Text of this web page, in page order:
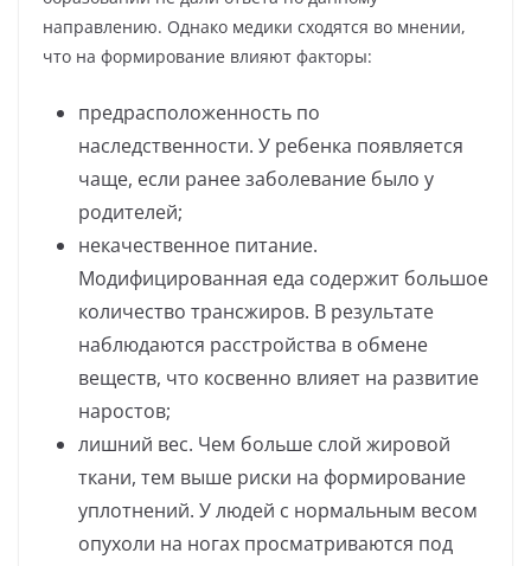
направлению. Однако медики сходятся во мнении,
что на формирование влияют факторы:
предрасположенность по
наследственности. У ребенка появляется
чаще, если ранее заболевание было у
родителей;
некачественное питание.
Модифицированная еда содержит большое
количество трансжиров. В результате
наблюдаются расстройства в обмене
веществ, что косвенно влияет на развитие
наростов;
лишний вес. Чем больше слой жировой
ткани, тем выше риски на формирование
уплотнений. У людей с нормальным весом
опухоли на ногах просматриваются под